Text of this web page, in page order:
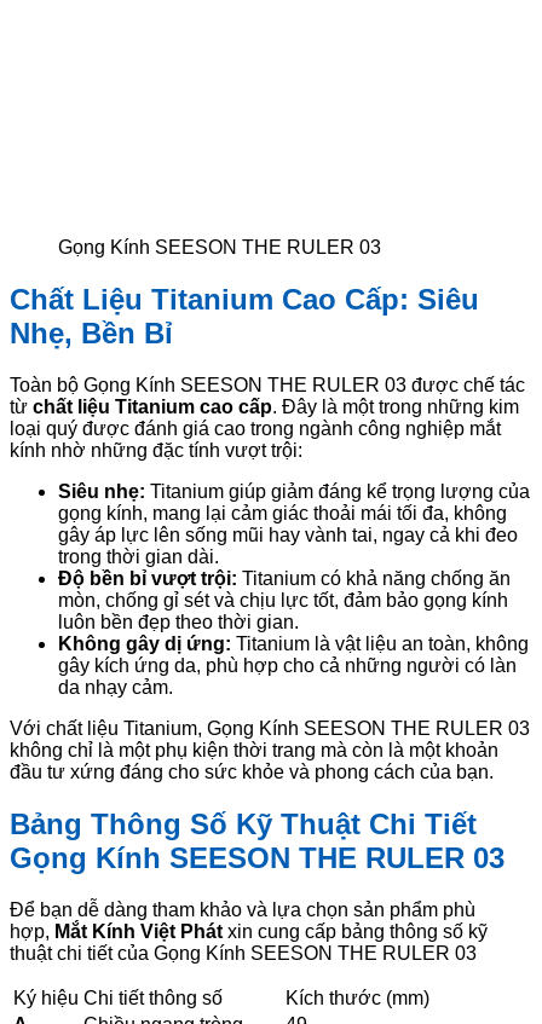
Gọng Kính SEESON THE RULER 03
Chất Liệu Titanium Cao Cấp: Siêu
Nhẹ, Bền Bỉ
Toàn bộ Gọng Kính SEESON THE RULER 03 được chế tác
từ chất liệu Titanium cao cấp. Đây là một trong những kim
loại quý được đánh giá cao trong ngành công nghiệp mắt
kính nhờ những đặc tính vượt trội:
Siêu nhẹ: Titanium giúp giảm đáng kể trọng lượng của
gọng kính, mang lại cảm giác thoải mái tối đa, không
gây áp lực lên sống mũi hay vành tai, ngay cả khi đeo
trong thời gian dài.
Độ bền bỉ vượt trội: Titanium có khả năng chống ăn
mòn, chống gỉ sét và chịu lực tốt, đảm bảo gọng kính
luôn bền đẹp theo thời gian.
Không gây dị ứng: Titanium là vật liệu an toàn, không
gây kích ứng da, phù hợp cho cả những người có làn
da nhạy cảm.
Với chất liệu Titanium, Gọng Kính SEESON THE RULER 03
không chỉ là một phụ kiện thời trang mà còn là một khoản
đầu tư xứng đáng cho sức khỏe và phong cách của bạn.
Bảng Thông Số Kỹ Thuật Chi Tiết
Gọng Kính SEESON THE RULER 03
Để bạn dễ dàng tham khảo và lựa chọn sản phẩm phù
hợp, Mắt Kính Việt Phát xin cung cấp bảng thông số kỹ
thuật chi tiết của Gọng Kính SEESON THE RULER 03
Ký hiệu Chi tiết thông số
Kích thước (mm)